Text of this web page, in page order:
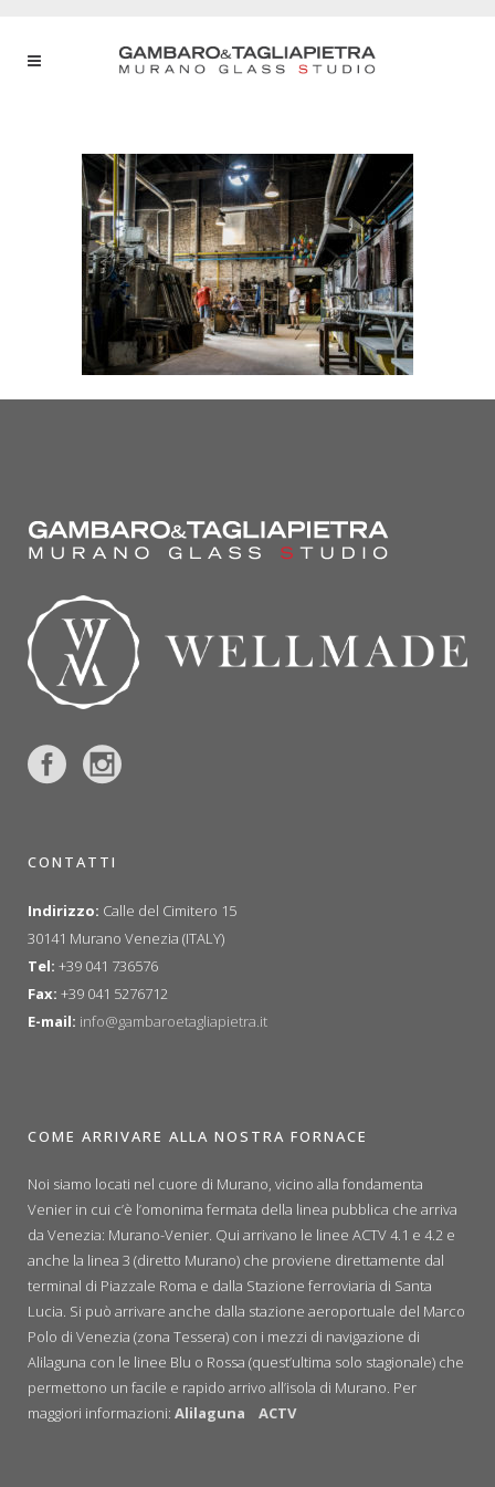
CONTATTI
Indirizzo: Calle del Cimitero 15
30141 Murano Venezia (ITALY)
Tel: +39 041 736576
Fax: +39 041 5276712
E-mail: info@gambaroetagliapietra.it
COME ARRIVARE ALLA NOSTRA FORNACE
Noi siamo locati nel cuore di Murano, vicino alla fondamenta
Venier in cui c’è l’omonima fermata della linea pubblica che arriva
da Venezia: Murano-Venier. Qui arrivano le linee ACTV 4.1 e 4.2 e
anche la linea 3 (diretto Murano) che proviene direttamente dal
terminal di Piazzale Roma e dalla Stazione ferroviaria di Santa
Lucia. Si può arrivare anche dalla stazione aeroportuale del Marco
Polo di Venezia (zona Tessera) con i mezzi di navigazione di
Alilaguna con le linee Blu o Rossa (quest’ultima solo stagionale) che
permettono un facile e rapido arrivo all’isola di Murano. Per
maggiori informazioni: Alilaguna ACTV